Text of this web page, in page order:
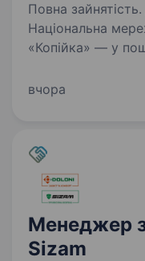
Повна
Національна
«Копійка» — у
планування
вчора
Менеджер
Sizam